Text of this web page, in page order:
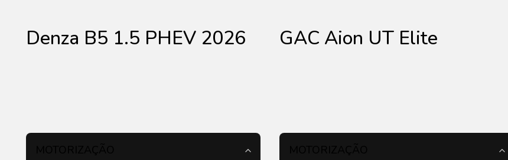
Denza B5 1.5 PHEV 2026 GAC Aion UT Elite